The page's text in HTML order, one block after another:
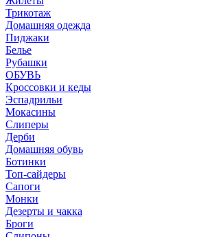
Трикотаж
Домашняя одежда
Пиджаки
Белье
Рубашки
ОБУВЬ
Кроссовки и кеды
Эспадрильи
Мокасины
Слиперы
Дерби
Домашняя обувь
Ботинки
Топ-сайдеры
Сапоги
Монки
Дезерты и чакка
Броги